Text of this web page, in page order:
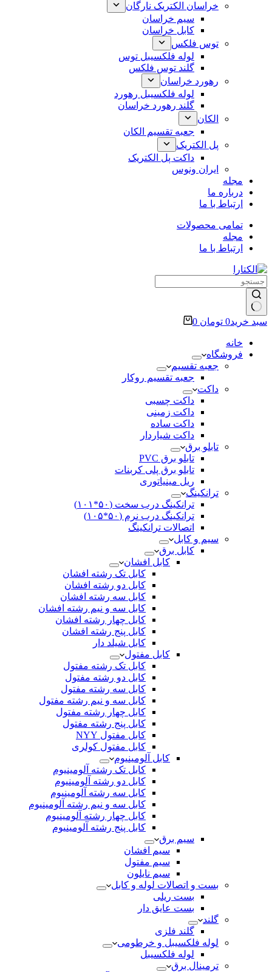
خراسان الکتریک نارگان
سیم خراسان
کابل خراسان
توس فلکس
لوله فلکسیبل توس
گلند توس فلکس
رهورد خراسان
لوله فلکسیبل رهورد
گلند رهورد خراسان
الکان
جعبه تقسیم الکان
پل الکتریک
داکت پل الکتریک
ایران ونوس
مجله
درباره ما
ارتباط با ما
تمامی محصولات
مجله
ارتباط با ما
سبد خرید0 تومان 0
خانه
فروشگاه
جعبه تقسیم
جعبه تقسیم روکار
داکت
داکت چسبی
داکت زمینی
داکت ساده
داکت شیاردار
تابلو برق
تابلو برق PVC
تابلو برق پلی کربنات
ریل مینیاتوری
ترانکینگ
ترانکینگ درب سخت (۵۰*۱۰۱)
ترانکینگ درب نرم (۵۰*۱۰۵)
اتصالات ترانکینگ
سیم و کابل
کابل برق
کابل افشان
کابل تک رشته افشان
کابل دو رشته افشان
کابل سه رشته افشان
کابل سه و نیم رشته افشان
کابل چهار رشته افشان
کابل پنج رشته افشان
کابل شیلد دار
کابل مفتول
کابل تک رشته مفتول
کابل دو رشته مفتول
کابل سه رشته مفتول
کابل سه و نیم رشته مفتول
کابل چهار رشته مفتول
کابل پنج رشته مفتول
کابل مفتول NYY
کابل مفتول کولری
کابل آلومینیوم
کابل تک رشته آلومینیوم
کابل دو رشته آلومینیوم
کابل سه رشته آلومینیوم
کابل سه و نیم رشته آلومینیوم
کابل چهار رشته آلومینیوم
کابل پنج رشته آلومینیوم
سیم برق
سیم افشان
سیم مفتول
سیم نایلون
بست و اتصالات لوله و کابل
بست ریلی
بست عایق دار
گلند
گلند فلزی
لوله فلکسیبل و خرطومی
لوله فلکسیبل
ترمینال برق